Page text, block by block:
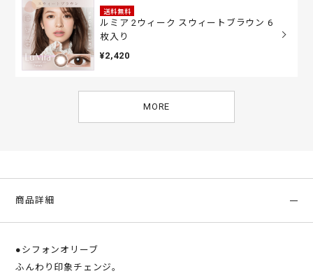
送料無料
ルミア 2ウィーク スウィートブラウン 6
枚入り
¥2,420
MORE
商品詳細
●シフォンオリーブ
ふんわり印象チェンジ。